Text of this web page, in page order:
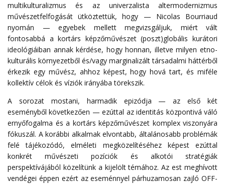
multikulturalizmus és az univerzalista altermodernizmus
művészetfelfogását ütköztettük, hogy — Nicolas Bourriaud
nyomán — egyebek mellett megvizsgáljuk, miért vált
fontosabbá a kortárs képzőművészet (poszt)globális kurátori
ideológiáiban annak kérdése, hogy honnan, illetve milyen etno-
kulturális környezetből és/vagy marginalizált társadalmi háttérből
érkezik egy művész, ahhoz képest, hogy hová tart, és miféle
kollektív célok és víziók irányába törekszik.
A sorozat mostani, harmadik epizódja — az első két
eseményből következően — ezúttal az identitás központivá váló
ernyőfogalma és a kortárs képzőművészet komplex viszonyára
fókuszál. A korábbi alkalmak elvontabb, általánosabb problémák
felé tájékozódó, elméleti megközelítéséhez képest ezúttal
konkrét művészeti pozíciók és alkotói stratégiák
perspektívájából közelítünk a kijelölt témához. Az est meghívott
vendégei éppen ezért az eseménnyel párhuzamosan zajló OFF-